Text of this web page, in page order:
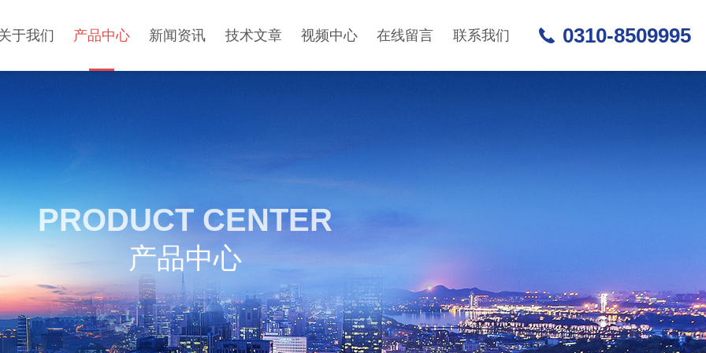
于我们 产品中心 新闻资讯 技术文章 视频中心 在线留言 联系我们 0310-8509995
PRODUCT CENTER
产品中心